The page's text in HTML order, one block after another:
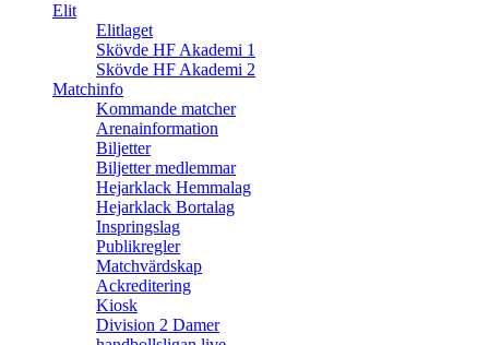
Elit
Elitlaget
Skövde HF Akademi 1
Skövde HF Akademi 2
Matchinfo
Kommande matcher
Arenainformation
Biljetter
Biljetter medlemmar
Hejarklack Hemmalag
Hejarklack Bortalag
Inspringslag
Publikregler
Matchvärdskap
Ackreditering
Kiosk
Division 2 Damer